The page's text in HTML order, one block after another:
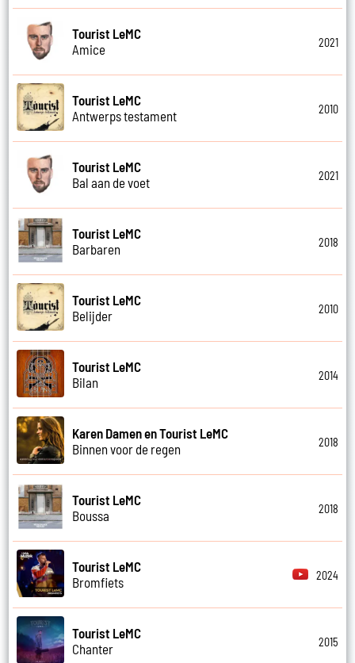
Tourist LeMC
Amice
2021
Tourist LeMC
Antwerps testament
2010
Tourist LeMC
Bal aan de voet
2021
Tourist LeMC
Barbaren
2018
Tourist LeMC
Belijder
2010
Tourist LeMC
Bilan
2014
Karen Damen en Tourist LeMC
Binnen voor de regen
2018
Tourist LeMC
Boussa
2018
Tourist LeMC
Bromfiets
2024
Tourist LeMC
Chanter
2015